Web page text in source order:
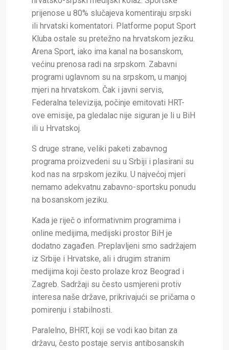
prijenose u 80% slučajeva komentiraju srpski
ili hrvatski komentatori. Platforme poput Sport
Kluba ostale su pretežno na hrvatskom jeziku.
Arena Sport, iako ima kanal na bosanskom,
većinu prenosa radi na srpskom. Zabavni
programi uglavnom su na srpskom, u manjoj
mjeri na hrvatskom. Čak i javni servis,
Federalna televizija, počinje emitovati HRT-
ove emisije, pa gledalac nije siguran je li u BiH
ili u Hrvatskoj.
S druge strane, veliki paketi zabavnog
programa proizvedeni su u Srbiji i plasirani su
kod nas na srpskom jeziku. U najvećoj mjeri
nemamo adekvatnu zabavno-sportsku ponudu
na bosanskom jeziku.
Kada je riječ o informativnim programima i
online medijima, medijski prostor BiH je
dodatno zagađen. Preplavljeni smo sadržajem
iz Srbije i Hrvatske, ali i drugim stranim
medijima koji često prolaze kroz Beograd i
Zagreb. Sadržaji su često usmjereni protiv
interesa naše države, prikrivajući se pričama o
pomirenju i stabilnosti.
Paralelno, BHRT, koji se vodi kao bitan za
državu, često postaje servis antibosanskih